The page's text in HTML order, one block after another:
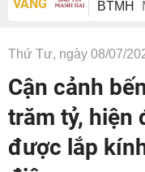
VÀNG
BTMH
Thứ Tư, ngày 08/07/
Cận cảnh
trăm tỷ, hiện
được lắp